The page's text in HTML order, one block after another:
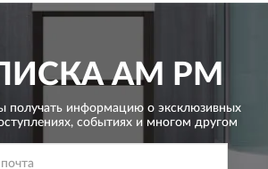
AM PM
получать информацию о эксклюзивных
событиях и многом другом